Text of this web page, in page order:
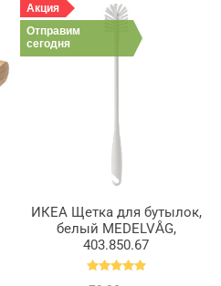
Акция
Отправим
сегодня
ИКЕА Щетка для бутылок,
белый MEDELVÅG,
403.850.67